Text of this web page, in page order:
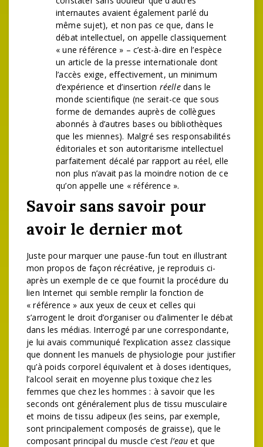
internautes avaient également parlé du
même sujet), et non pas ce que, dans le
débat intellectuel, on appelle classiquement
« une référence » – c’est-à-dire en l’espèce
un article de la presse internationale dont
l’accès exige, effectivement, un minimum
d’expérience et d’insertion réelledans le
monde scientifique (ne serait-ce que sous
forme de demandes auprès de collègues
abonnés à d’autres bases ou bibliothèques
que les miennes). Malgré ses responsabilités
éditoriales et son autoritarisme intellectuel
parfaitement décalé par rapport au réel, elle
non plus n’avait pas la moindre notion de ce
qu’on appelle une « référence ».
Savoir sans savoir pour
avoir le dernier mot
Juste pour marquer une pause-fun tout en illustrant
mon propos de façon récréative, je reproduis ci-
après un exemple de ce que fournit la procédure du
lien Internet qui semble remplir la fonction de
« référence » aux yeux de ceux et celles qui
s’arrogent le droit d’organiser ou d’alimenter le débat
dans les médias. Interrogé par une correspondante,
je lui avais communiqué l’explication assez classique
que donnent les manuels de physiologie pour justifier
qu’à poids corporel équivalent et à doses identiques,
l’alcool serait en moyenne plus toxique chez les
femmes que chez les hommes : à savoir que les
seconds ont généralement plus de tissu musculaire
et moins de tissu adipeux (les seins, par exemple,
sont principalement composés de graisse), que le
composant principal du muscle c’estl’eau et que